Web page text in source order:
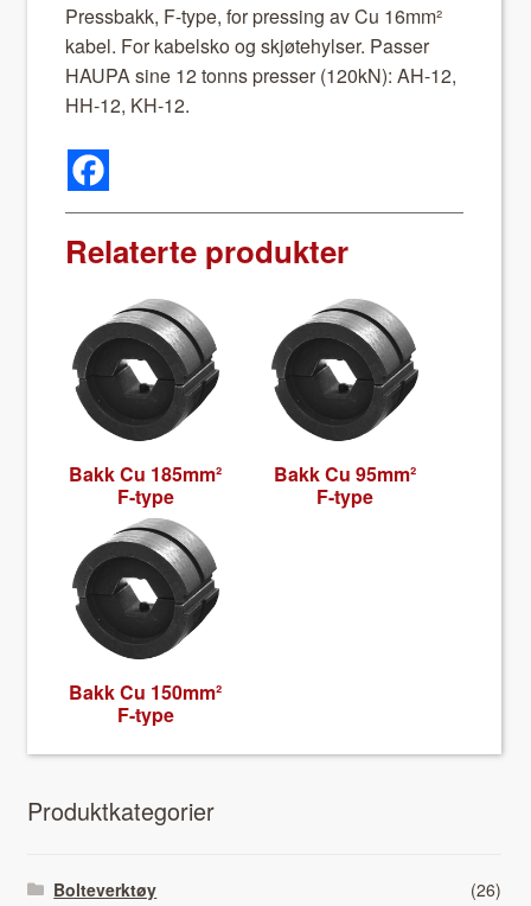
Press­bakk, F-type, for press­ing av Cu 16mm²
kabel. For kabel­sko og skjøte­hylser. Pass­er
HAUPA sine 12 tonns press­er (120kN): AH-12,
HH-12, KH-12.
Relaterte produkter
Bakk Cu 185mm²
F-type
Bakk Cu 95mm²
F-type
Bakk Cu 150mm²
F-type
Pro­duk­tkat­e­gori­er
Bolteverktøy (26)